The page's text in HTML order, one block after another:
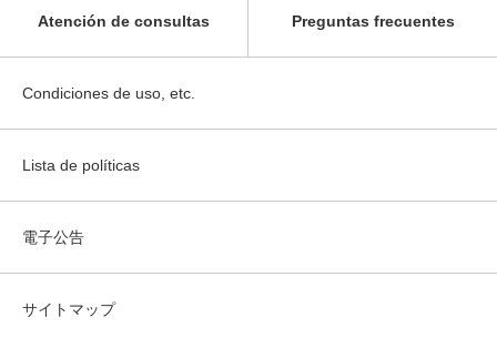
Atención de consultas Preguntas frecuentes
Condiciones de uso, etc.
Lista de políticas
電子公告
サイトマップ